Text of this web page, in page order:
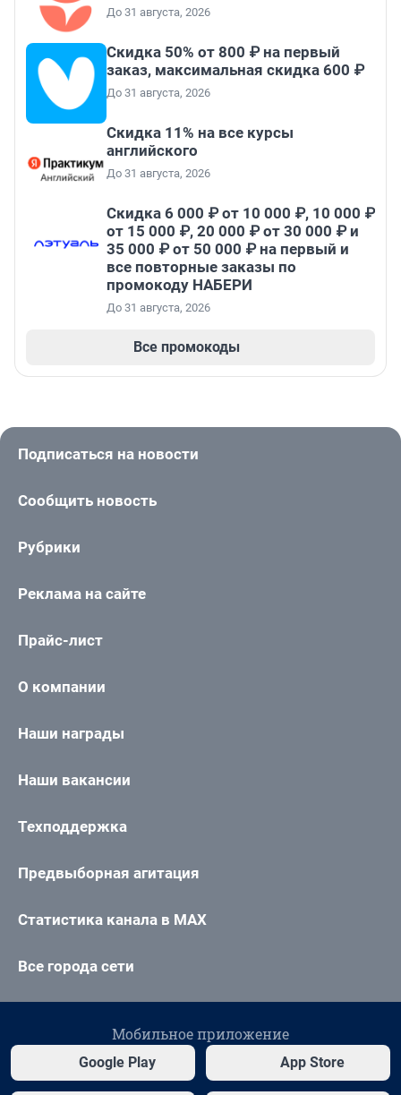
До 31 августа, 2026
Скидка 50% от 800 ₽ на первый
заказ, максимальная скидка 600 ₽
До 31 августа, 2026
Скидка 11% на все курсы
английского
До 31 августа, 2026
Скидка 6 000 ₽ от 10 000 ₽, 10 000 ₽
от 15 000 ₽, 20 000 ₽ от 30 000 ₽ и
35 000 ₽ от 50 000 ₽ на первый и
все повторные заказы по
промокоду НАБЕРИ
До 31 августа, 2026
Все промокоды
Подписаться на новости
Сообщить новость
Рубрики
Реклама на сайте
Прайс-лист
О компании
Наши награды
Наши вакансии
Техподдержка
Предвыборная агитация
Статистика канала в MAX
Все города сети
Мобильное приложение
Google Play App Store